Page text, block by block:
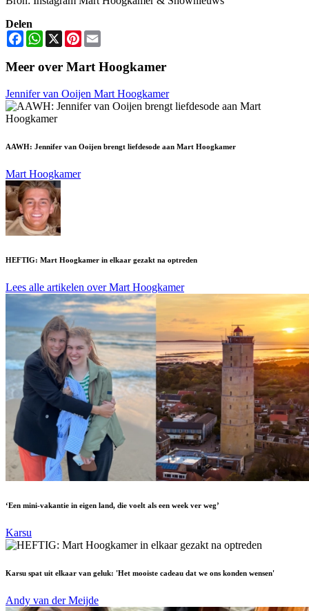
Delen
FacebookWhatsApp
X Pinterest
Meer over Mart Hoogkamer
Jennifer van Ooijen Mart Hoogkamer
AAWH: Jennifer van Ooijen brengt liefdesode aan Mart Hoogkamer
Mart Hoogkamer
HEFTIG: Mart Hoogkamer in elkaar gezakt na optreden
Lees alle artikelen over Mart Hoogkamer
‘Een mini-vakantie in eigen land, die voelt als een week ver weg’
Karsu
Karsu spat uit elkaar van geluk: 'Het mooiste cadeau dat we ons konden wensen'
Andy van der Meijde